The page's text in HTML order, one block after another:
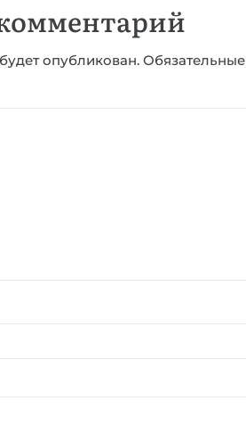
опубликован.